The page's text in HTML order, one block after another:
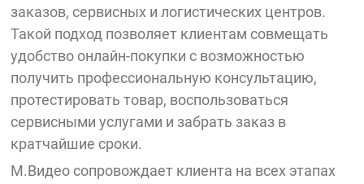
заказов, сервисных и логистических центров.
Такой подход позволяет клиентам совмещать
удобство онлайн-покупки с возможностью
получить профессиональную консультацию,
протестировать товар, воспользоваться
сервисными услугами и забрать заказ в
кратчайшие сроки.
М.Видео сопровождает клиента на всех этапах